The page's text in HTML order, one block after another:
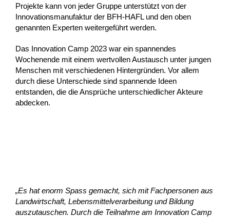
Projekte kann von jeder Gruppe unterstützt von der
Innovationsmanufaktur der BFH-HAFL und den oben
genannten Experten weitergeführt werden.
Das Innovation Camp 2023 war ein spannendes
Wochenende mit einem wertvollen Austausch unter jungen
Menschen mit verschiedenen Hintergründen. Vor allem
durch diese Unterschiede sind spannende Ideen
entstanden, die die Ansprüche unterschiedlicher Akteure
abdecken.
„Es hat enorm Spass gemacht, sich mit Fachpersonen aus
Landwirtschaft, Lebensmittelverarbeitung und Bildung
auszutauschen. Durch die Teilnahme am Innovation Camp